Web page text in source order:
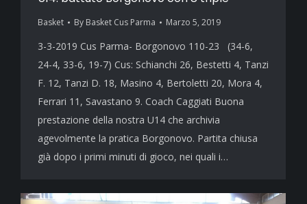
Basket By Basket Cus Parma Marzo 5, 2019
3-3-2019 Cus Parma- Borgonovo 110-23 (34-6,
24-4, 33-6, 19-7) Cus: Schianchi 26, Bestetti 4, Tanzi
F. 12, Tanzi D. 18, Masino 4, Bertoletti 20, Mora 4,
Ferrari 11, Savastano 9. Coach Caggiati Buona
prestazione della nostra U14 che archivia
agevolmente la pratica Borgonovo. Partita chiusa
già dopo i primi minuti di gioco, nei quali i…